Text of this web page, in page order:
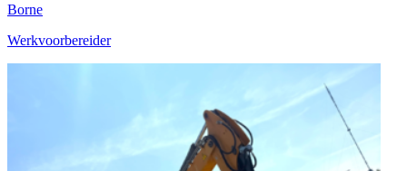
Borne
Werkvoorbereider